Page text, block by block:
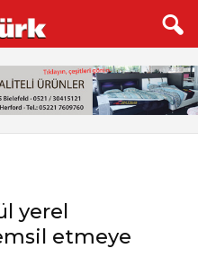
yerel
etmeye